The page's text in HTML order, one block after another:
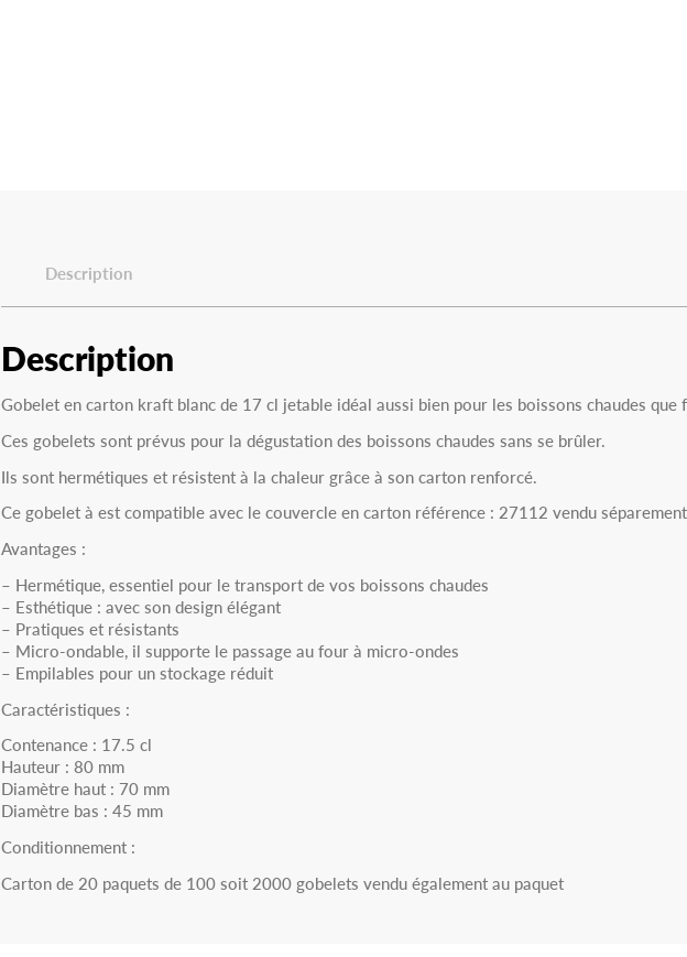
Description
Description
Gobelet en carton kraft blanc de 17 cl jetable idéal aussi bien pour les boissons chaudes que
Ces gobelets sont prévus pour la dégustation des boissons chaudes sans se brûler.
Ils sont hermétiques et résistent à la chaleur grâce à son carton renforcé.
Ce gobelet à est compatible avec le couvercle en carton référence : 27112 vendu
Avantages :
– Hermétique, essentiel pour le transport de vos boissons chaudes
– Esthétique : avec son design élégant
– Pratiques et résistants
– Micro-ondable, il supporte le passage au four à micro-ondes
– Empilables pour un stockage réduit
Caractéristiques :
Contenance : 17.5 cl
Hauteur : 80 mm
Diamètre haut : 70 mm
Diamètre bas : 45 mm
Conditionnement :
Carton de 20 paquets de 100 soit 2000 gobelets vendu également au paquet